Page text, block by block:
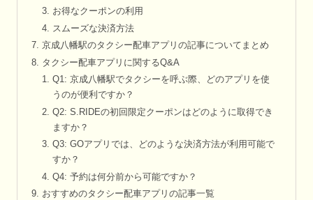
お得なクーポンの利用
スムーズな決済方法
京成八幡駅のタクシー配車アプリの記事についてまとめ
タクシー配車アプリに関するQ&A
Q1: 京成八幡駅でタクシーを呼ぶ際、どのアプリを使
うのが便利ですか？
Q2: S.RIDEの初回限定クーポンはどのように取得でき
ますか？
Q3: GOアプリでは、どのような決済方法が利用可能で
すか？
Q4: 予約は何分前から可能ですか？
おすすめのタクシー配車アプリの記事一覧